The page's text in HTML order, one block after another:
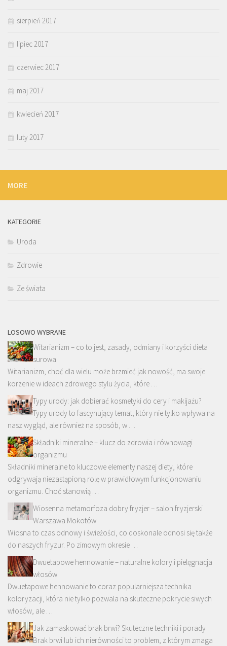
sierpień 2017
lipiec 2017
czerwiec 2017
maj 2017
kwiecień 2017
luty 2017
MORE
KATEGORIE
Uroda
Zdrowie
Ze świata
LOSOWO WYBRANE
Witarianizm – co to jest, zasady, odmiany i korzyści dieta
surowa
Witarianizm, choć dla wielu może brzmieć jak nowość, ma swoje
korzenie w ideach zdrowego stylu życia, które …
Typy urody: jak dobierać kosmetyki do cery i makijażu?
Typy urody to fascynujący temat, który nie tylko wpływa na
nasz wygląd, ale również na sposób, w …
Składniki mineralne – klucz do zdrowia i równowagi
organizmu
Składniki mineralne to kluczowe elementy naszej diety, które
odgrywają niezastąpioną rolę w prawidłowym funkcjonowaniu
organizmu. Choć stanowią …
Wiosenna metamorfoza dobry fryzjer – salon fryzjerski
Warszawa Mokotów
Wiosna to czas odnowy i świeżości, co doskonale odnosi się także
do naszych fryzur. Po zimowym okresie …
Dwuetapowe hennowanie – naturalne kolory i pielęgnacja
włosów
Dwuetapowe hennowanie to coraz popularniejsza technika
koloryzacji, która nie tylko pozwala na skuteczne pokrycie siwych
włosów, ale …
Jak zamaskować brak brwi? Skuteczne techniki i porady
Brak brwi lub ich nierówności to problem, z którym zmaga